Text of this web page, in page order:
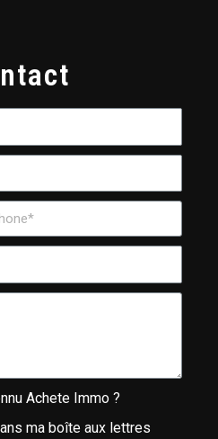
Achete Immo ?
ma boîte aux lettres